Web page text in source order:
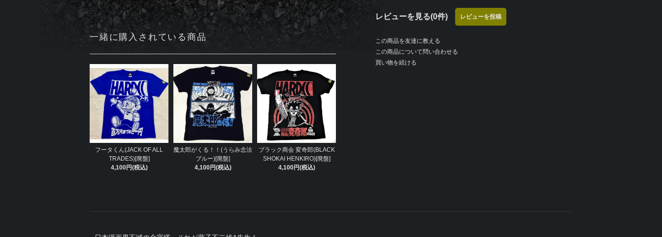
一緒に購入されている商品
フータくん(JACK OF ALL
TRADES)[廃盤]
4,100円(税込)
魔太郎がくる！！(うらみ念法
ブルー)[廃盤]
4,100円(税込)
ブラック商会 変奇郎(BLACK
SHOKAI HENKIRO)[廃盤]
4,100円(税込)
レビューを見る(0件) レビューを投稿
この商品を友達に教える
この商品について問い合わせる
買い物を続ける